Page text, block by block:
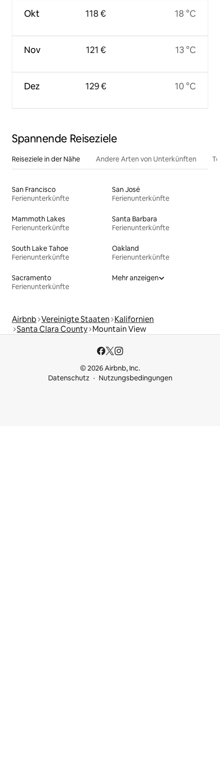
Okt
Nov
Dez
118 €
121 €
129 €
18 °C
13 °C
10 °C
Spannende Reiseziele
Reiseziele in der Nähe Andere Arten von Unterkünften
San Francisco
Ferienunterkünfte
San José
Ferienunterkünfte
Mammoth Lakes
Ferienunterkünfte
Santa Barbara
Ferienunterkünfte
South Lake Tahoe
Ferienunterkünfte
Oakland
Ferienunterkünfte
Sacramento
Ferienunterkünfte
Mehr anzeigen
Airbnb Vereinigte Staaten Kalifornien
Santa Clara County Mountain View
© 2026 Airbnb, Inc.
Datenschutz
Nutzungsbedingungen